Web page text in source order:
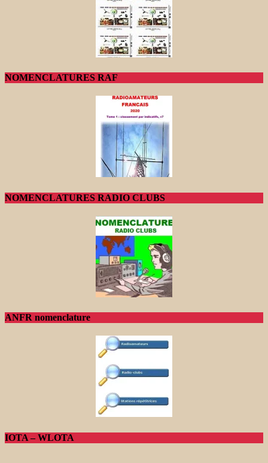
NOMENCLATURES RAF
NOMENCLATURES RADIO CLUBS
ANFR nomenclature
IOTA – WLOTA